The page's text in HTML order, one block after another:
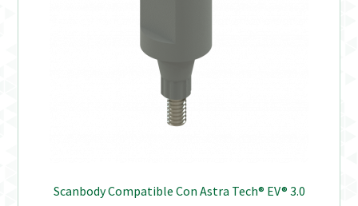
Scanbody Compatible Con Astra Tech® EV® 3.0